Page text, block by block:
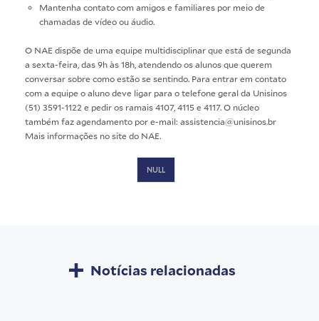
Mantenha contato com amigos e familiares por meio de
chamadas de vídeo ou áudio.
O NAE dispõe de uma equipe multidisciplinar que está de segunda
a sexta-feira, das 9h às 18h, atendendo os alunos que querem
conversar sobre como estão se sentindo. Para entrar em contato
com a equipe o aluno deve ligar para o telefone geral da Unisinos
(51) 3591-1122 e pedir os ramais 4107, 4115 e 4117. O núcleo
também faz agendamento por e-mail: assistencia@unisinos.br
Mais informações nosite do NAE.
NULL
Notícias relacionadas